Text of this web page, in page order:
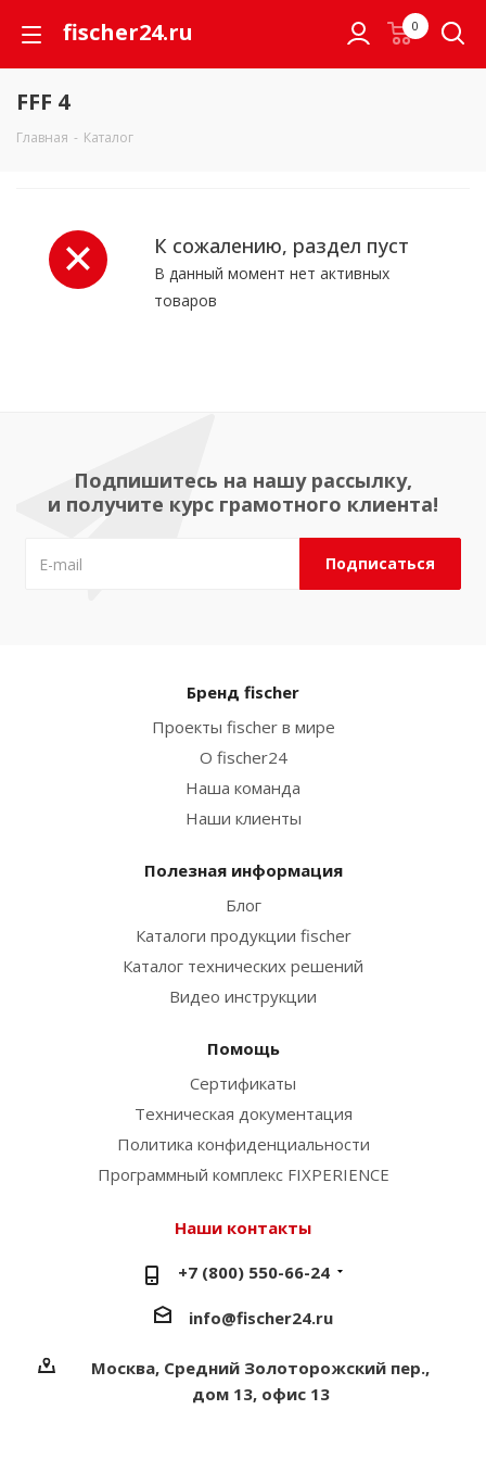
fischer24.ru 0
FFF 4
Главная - Каталог
К сожалению, раздел пуст
В данный момент нет активных
товаров
Подпишитесь на нашу рассылку,
и получите курс грамотного клиента!
Бренд fischer
Проекты fischer в мире
О fischer24
Наша команда
Наши клиенты
Полезная информация
Блог
Каталоги продукции fischer
Каталог технических решений
Видео инструкции
Помощь
Сертификаты
Техническая документация
Политика конфиденциальности
Программный комплекс FIXPERIENCE
Наши контакты
+7 (800) 550-66-24
info@fischer24.ru
Москва, Средний Золоторожский пер.,
дом 13, офис 13